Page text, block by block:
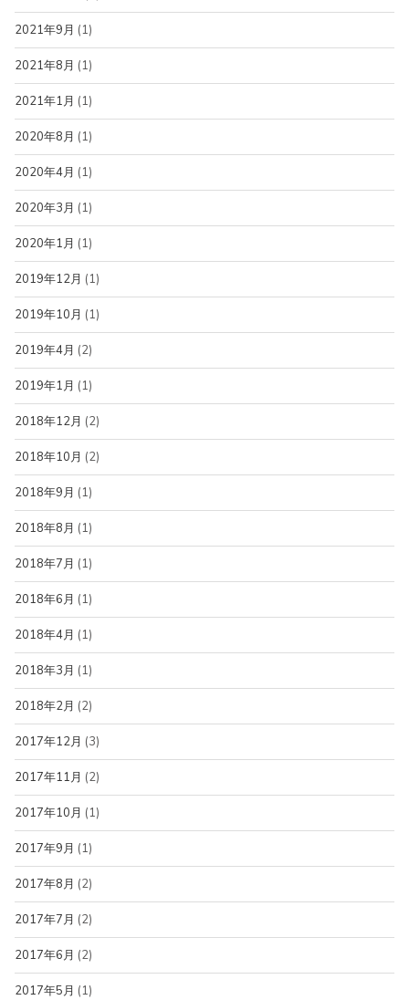
2021年9月 (1)
2021年8月 (1)
2021年1月 (1)
2020年8月 (1)
2020年4月 (1)
2020年3月 (1)
2020年1月 (1)
2019年12月 (1)
2019年10月 (1)
2019年4月 (2)
2019年1月 (1)
2018年12月 (2)
2018年10月 (2)
2018年9月 (1)
2018年8月 (1)
2018年7月 (1)
2018年6月 (1)
2018年4月 (1)
2018年3月 (1)
2018年2月 (2)
2017年12月 (3)
2017年11月 (2)
2017年10月 (1)
2017年9月 (1)
2017年8月 (2)
2017年7月 (2)
2017年6月 (2)
2017年5月 (1)